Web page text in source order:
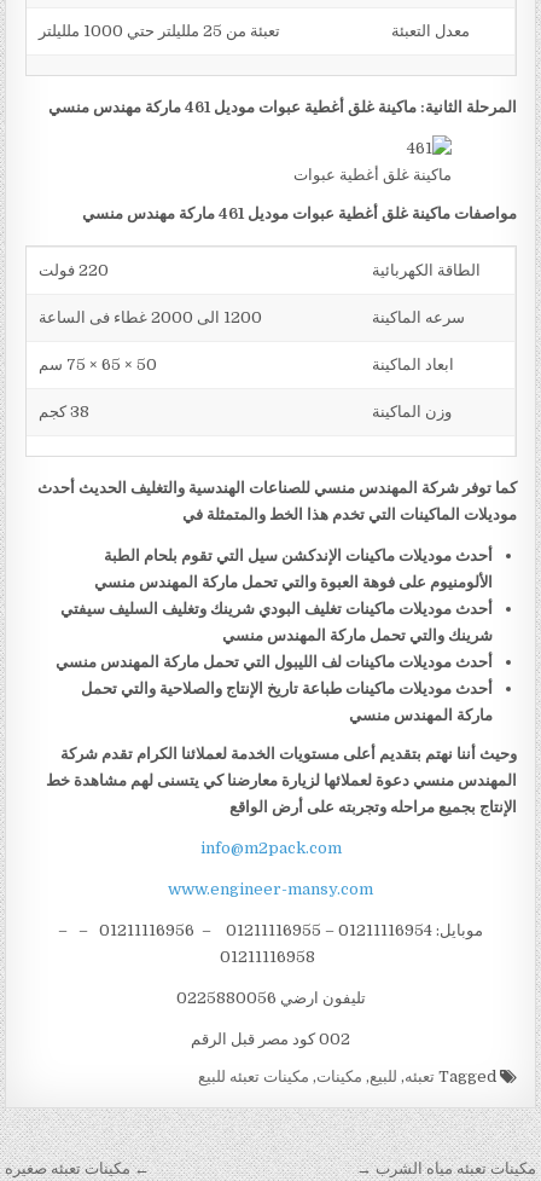
معدل التعبئة تعبئة من 25 ملليلتر حتي 1000 ملليلتر
المرحلة الثانية: ماكينة غلق أغطية عبوات موديل 461 ماركة مهندس منسي
ماكينة غلق أغطية عبوات
مواصفات ماكينة غلق أغطية عبوات موديل 461 ماركة مهندس منسي
الطاقة الكهربائية 220 فولت
سرعه الماكينة 1200 الى 2000 غطاء فى الساعة
ابعاد الماكينة 50 × 65 × 75 سم
وزن الماكينة 38 كجم
كما توفر شركة المهندس منسي للصناعات الهندسية والتغليف الحديث أحدث
موديلات الماكينات التي تخدم هذا الخط والمتمثلة في
أحدث موديلات ماكينات الإندكشن سيل التي تقوم بلحام الطبة
الألومنيوم على فوهة العبوة والتي تحمل ماركة المهندس منسي
أحدث موديلات ماكينات تغليف البودي شرينك وتغليف السليف سيفتي
شرينك والتي تحمل ماركة المهندس منسي
أحدث موديلات ماكينات لف الليبول التي تحمل ماركة المهندس منسي
أحدث موديلات ماكينات طباعة تاريخ الإنتاج والصلاحية والتي تحمل
ماركة المهندس منسي
وحيث أننا نهتم بتقديم أعلى مستويات الخدمة لعملائنا الكرام تقدم شركة
المهندس منسي دعوة لعملائها لزيارة معارضنا كي يتسنى لهم مشاهدة خط
الإنتاج بجميع مراحله وتجربته على أرض الواقع
info@m2pack.com
www.engineer-mansy.com
موبايل: 01211116954 – 01211116955 – 01211116956 – –
تليفون ارضي 0225880056
002 كود مصر قبل الرقم
Tagged تعبئه, للبيع, مكينات, مكينات تعبئه للبيع
تصفّح المقالات ← مكينات تعبئه صغيره مكينات تعبئه مياه الشرب →